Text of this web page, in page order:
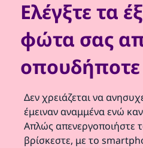
Ελέγξτε τα
φώτα σας
οπουδήποτε
Δεν χρειάζεται να
έμειναν αναμμένα ενώ
Απλώς απενεργοποιήστε
βρίσκεστε, με το